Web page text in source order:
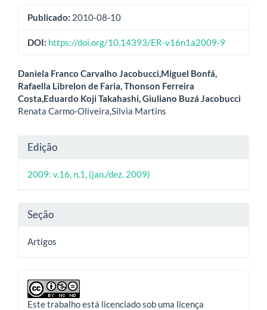
Publicado: 2010-08-10
DOI: https://doi.org/10.14393/ER-v16n1a2009-9
Conteúdo
do
artigo
principal
Daniela Franco Carvalho Jacobucci,Miguel Bonfá,
Rafaella Librelon de Faria, Thonson Ferreira
Costa,Eduardo Koji Takahashi, Giuliano Buzá Jacobucci
Renata Carmo-Oliveira,Silvia Martins
Detalhes
do
Edição
2009: v.16, n.1, (jan./dez. 2009)
Seção
Artigos
Este trabalho está licenciado sob uma licença